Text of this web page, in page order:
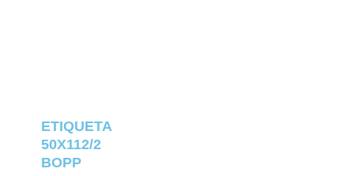
ETIQUETA
50X112/2
BOPP